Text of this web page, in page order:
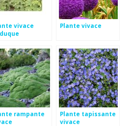
vivace
Plante vivace
rampante
Plante tapissante
vivace